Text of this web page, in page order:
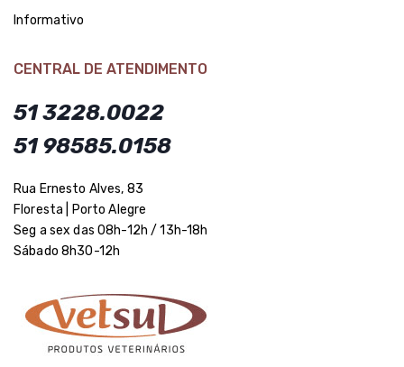
Informativo
CENTRAL DE ATENDIMENTO
51 3228.0022
51 98585.0158
Rua Ernesto Alves, 83
Floresta | Porto Alegre
Seg a sex das 08h-12h / 13h-18h
Sábado 8h30-12h